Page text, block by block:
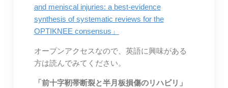
and meniscal injuries: a best-evidence
synthesis of systematic reviews for the
OPTIKNEE consensus」
オープンアクセスなので、英語に興味がある
方は読んでみてください。
「前十字靭帯断裂と半月板損傷のリハビリ」